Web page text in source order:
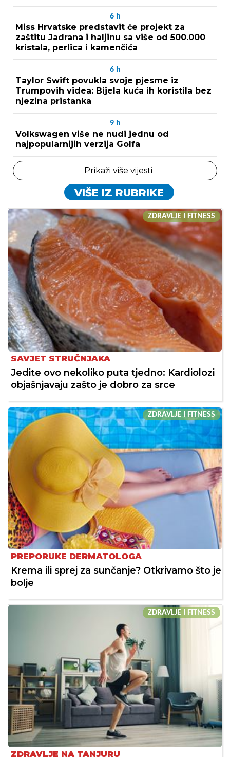
6 h
Miss Hrvatske predstavit će projekt za
zaštitu Jadrana i haljinu sa više od 500.000
kristala, perlica i kamenčića
6 h
Taylor Swift povukla svoje pjesme iz
Trumpovih videa: Bijela kuća ih koristila bez
njezina pristanka
9 h
Volkswagen više ne nudi jednu od
najpopularnijih verzija Golfa
Prikaži više vijesti
VIŠE IZ RUBRIKE
ZDRAVLJE I FITNESS
SAVJET STRUČNJAKA
Jedite ovo nekoliko puta tjedno: Kardiolozi
objašnjavaju zašto je dobro za srce
ZDRAVLJE I FITNESS
PREPORUKE DERMATOLOGA
Krema ili sprej za sunčanje? Otkrivamo što je
bolje
ZDRAVLJE I FITNESS
ZDRAVLJE NA TANJURU